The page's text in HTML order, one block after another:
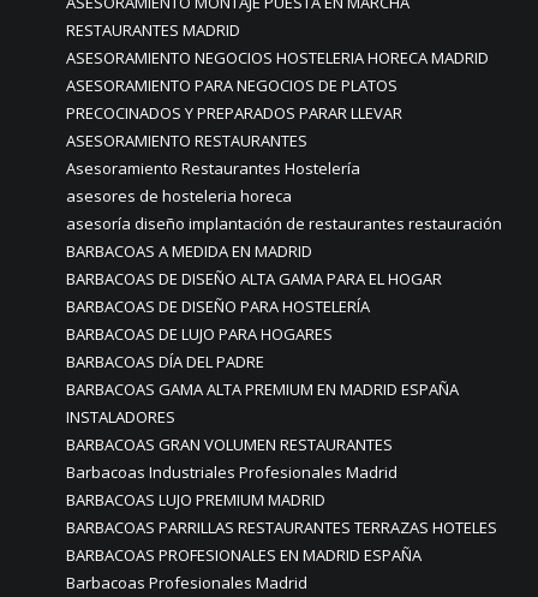
RESTAURANTES MADRID
ASESORAMIENTO NEGOCIOS HOSTELERIA HORECA MADRID
ASESORAMIENTO PARA NEGOCIOS DE PLATOS
PRECOCINADOS Y PREPARADOS PARAR LLEVAR
ASESORAMIENTO RESTAURANTES
Asesoramiento Restaurantes Hostelería
asesores de hosteleria horeca
asesoría diseño implantación de restaurantes restauración
BARBACOAS A MEDIDA EN MADRID
BARBACOAS DE DISEÑO ALTA GAMA PARA EL HOGAR
BARBACOAS DE DISEÑO PARA HOSTELERÍA
BARBACOAS DE LUJO PARA HOGARES
BARBACOAS DÍA DEL PADRE
BARBACOAS GAMA ALTA PREMIUM EN MADRID ESPAÑA
INSTALADORES
BARBACOAS GRAN VOLUMEN RESTAURANTES
Barbacoas Industriales Profesionales Madrid
BARBACOAS LUJO PREMIUM MADRID
BARBACOAS PARRILLAS RESTAURANTES TERRAZAS HOTELES
BARBACOAS PROFESIONALES EN MADRID ESPAÑA
Barbacoas Profesionales Madrid